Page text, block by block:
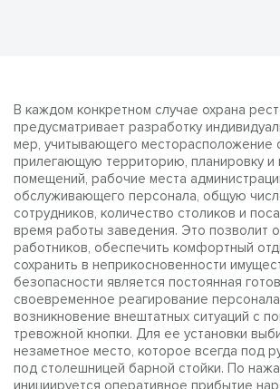
В каждом конкретном случае охрана
предусматривает разработку
мер, учитывающего месторасположение
прилегающую территорию, планировку и
помещений, рабочие места
обслуживающего персонала, общую
сотрудников, количество столиков и
время работы заведения. Это позволит
работников, обеспечить комфортный
сохранить в неприкосновенности
безопасности является постоянная
своевременное реагирование
возникновение внештатных ситуаций с
тревожной кнопки. Для ее установки
незаметное место, которое всегда под
под столешницей барной стойки. По
инициируется оперативное прибытие